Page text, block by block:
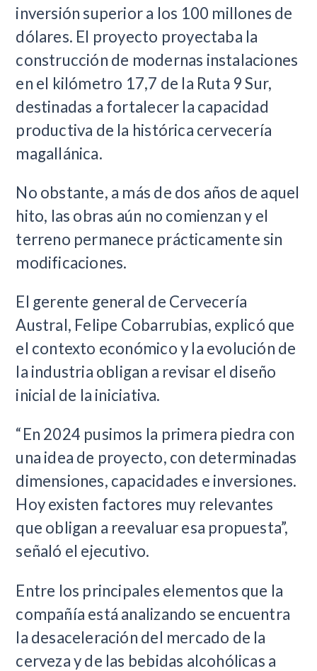
inversión superior a los 100 millones de
dólares. El proyecto proyectaba la
construcción de modernas instalaciones
en el kilómetro 17,7 de la Ruta 9 Sur,
destinadas a fortalecer la capacidad
productiva de la histórica cervecería
magallánica.
No obstante, a más de dos años de aquel
hito, las obras aún no comienzan y el
terreno permanece prácticamente sin
modificaciones.
El gerente general de Cervecería
Austral, Felipe Cobarrubias, explicó que
el contexto económico y la evolución de
la industria obligan a revisar el diseño
inicial de la iniciativa.
“En 2024 pusimos la primera piedra con
una idea de proyecto, con determinadas
dimensiones, capacidades e inversiones.
Hoy existen factores muy relevantes
que obligan a reevaluar esa propuesta”,
señaló el ejecutivo.
Entre los principales elementos que la
compañía está analizando se encuentra
la desaceleración del mercado de la
cerveza y de las bebidas alcohólicas a